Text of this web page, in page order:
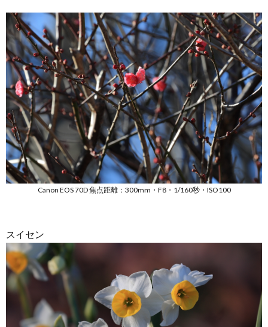
Canon EOS 70D 焦点距離：300mm・F8・1/160秒・ISO100
スイセン